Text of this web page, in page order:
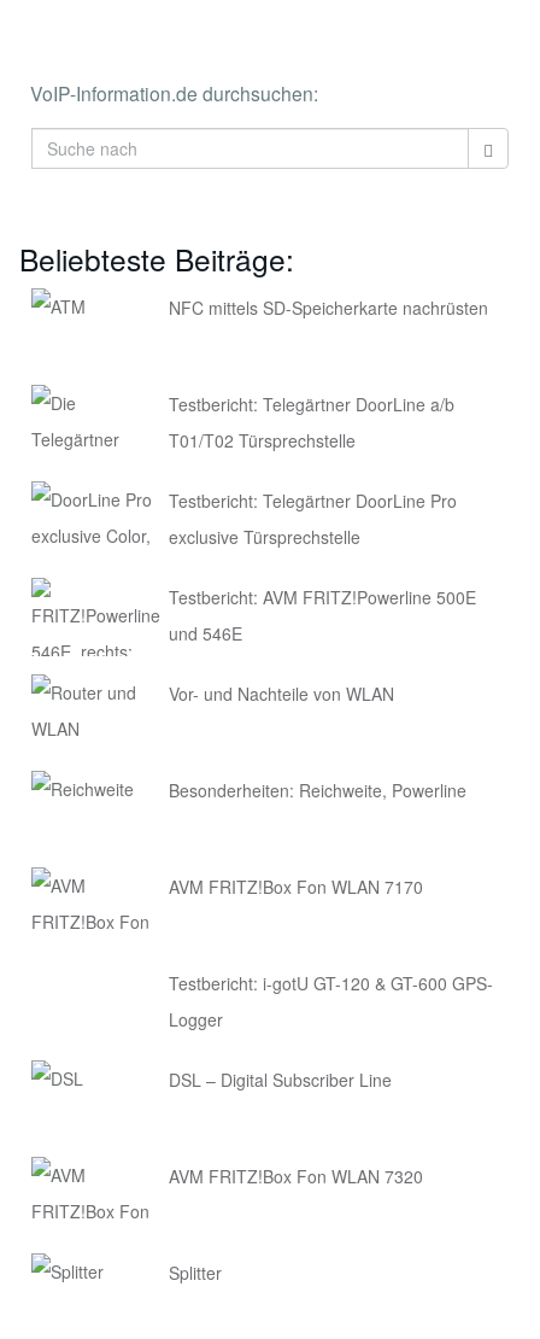
VoIP-Information.de durchsuchen:
Beliebteste Beiträge:
NFC mittels SD-Speicherkarte nachrüsten
Testbericht: Telegärtner DoorLine a/b
T01/T02 Türsprechstelle
Testbericht: Telegärtner DoorLine Pro
exclusive Türsprechstelle
Testbericht: AVM FRITZ!Powerline 500E
und 546E
Vor- und Nachteile von WLAN
Besonderheiten: Reichweite, Powerline
AVM FRITZ!Box Fon WLAN 7170
Testbericht: i-gotU GT-120 & GT-600 GPS-
Logger
DSL – Digital Subscriber Line
AVM FRITZ!Box Fon WLAN 7320
Splitter